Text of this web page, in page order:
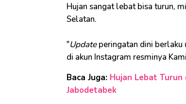
Hujan sangat lebat bisa turun,
Selatan.
"Updateperingatan dini berlaku
di akun Instagram resminya
Baca Juga: Hujan Lebat Turun
Jabodetabek